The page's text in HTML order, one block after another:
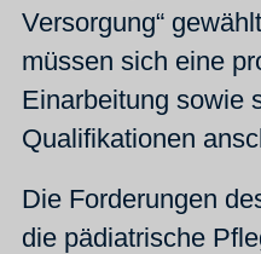
Versorgung“
müssen sich eine
Einarbeitung sowie
Qualifikationen
Die Forderungen
die pädiatrische